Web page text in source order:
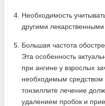
Необходимость
другими
Большая частота
Эта особенность
при ангине у взрослых
необходимым средством
тонзиллите лечение
удалением пробок и